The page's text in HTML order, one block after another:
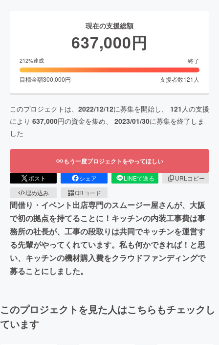
現在の支援総額
637,000円
212%達成 終了
目標金額300,000円 支援者数121 人
このプロジェクトは、 2022/12/12に募集を開始し、 121 人の支援
により 637,000円の資金を集め、 2023/01/30に募集を終了しま
した
もう一度プロジェクトをやってほしい
ポスト シェア LINEで送る
URLコピー
埋め込み
QRコード
間借り・イベント出店専門のスムージー屋さんが、大阪
で初の拠点を持てることに！キッチンの内装工事費は事
務所の社長が、工事の段取りは共同でキッチンを運営す
る先輩がやってくれています。私も何かできれば！と思
い、キッチンの機材購入費をクラウドファンディングで
募ることにしました。
このプロジェクトを見た人はこちらもチェックし
ています